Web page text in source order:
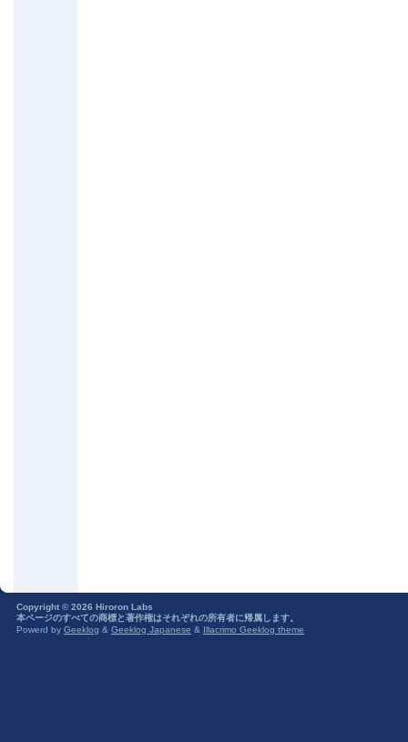
Copyright © 2026 Hiroron Labs
本ページのすべての商標と著作権はそれぞれの所有者に帰属します。
Powerd by Geeklog & Geeklog Japanese & Illacrimo Geeklog theme